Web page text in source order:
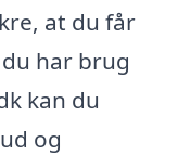
at du får
har brug
kan du
og